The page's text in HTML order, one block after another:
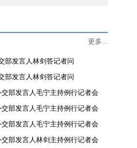
更多...
部发言人林剑答记者问
部发言人林剑答记者问
交部发言人毛宁主持例行记者会
交部发言人毛宁主持例行记者会
交部发言人毛宁主持例行记者会
交部发言人林剑主持例行记者会